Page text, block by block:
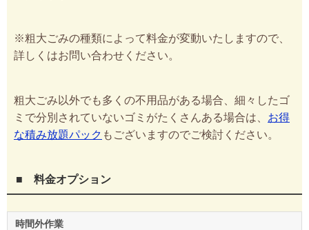
※粗大ごみの種類によって料金が変動いたしますので、
詳しくはお問い合わせください。
粗大ごみ以外でも多くの不用品がある場合、細々したゴ
ミで分別されていないゴミがたくさんある場合は、 お得
な積み放題パック もございますのでご検討ください。
■ 料金オプション
時間外作業